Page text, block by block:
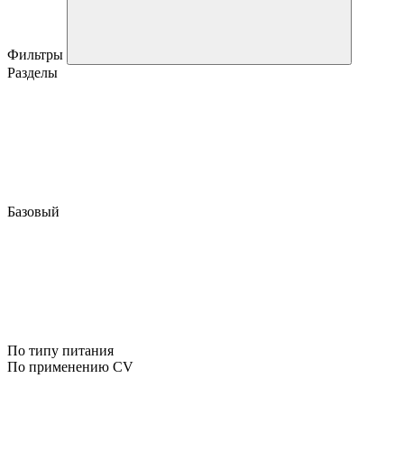
Фильтры
Разделы
Базовый
По типу питания
По применению CV